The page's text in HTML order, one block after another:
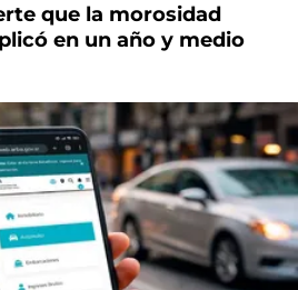
que la morosidad
en un año y medio